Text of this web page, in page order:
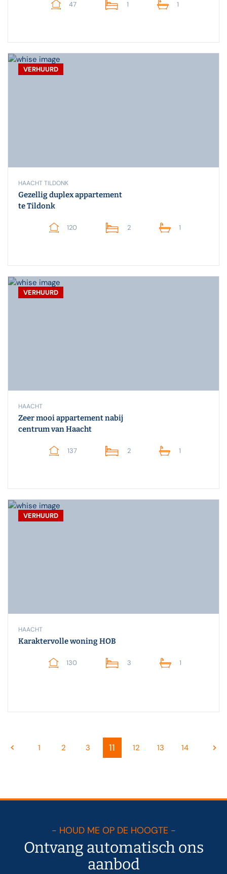
47 1 1
VERHUURD
HAACHT TILDONK
Gezellig duplex appartement
te Tildonk
120 2 1
VERHUURD
HAACHT
Zeer mooi appartement nabij
centrum van Haacht
137 2 1
VERHUURD
HAACHT
Karaktervolle woning HOB
130 3 1
1 2 3 11 12 13 14
- HOUD ME OP DE HOOGTE -
Ontvang automatisch ons
aanbod